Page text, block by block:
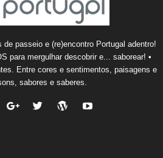
de passeio e (re)encontro Portugal adentro!
para mergulhar descobrir e... saborear! •
Entre cores e sentimentos, paisagens e
sabores e saberes.